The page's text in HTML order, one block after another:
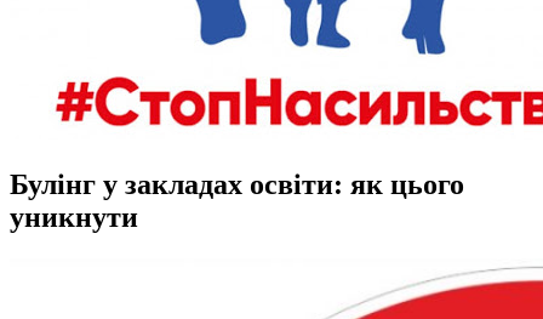
Булінг у закладах освіти: як цього
уникнути